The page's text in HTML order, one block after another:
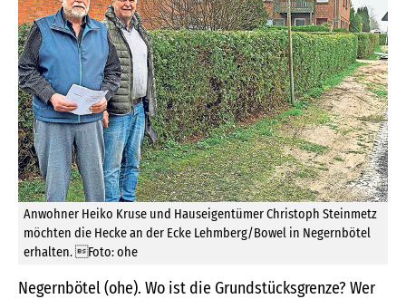
Anwohner Heiko Kruse und Hauseigentümer Christoph Steinmetz
möchten die Hecke an der Ecke Lehmberg/Bowel in Negernbötel
erhalten. Foto: ohe
Negernbötel (ohe). Wo ist die Grundstücksgrenze? Wer